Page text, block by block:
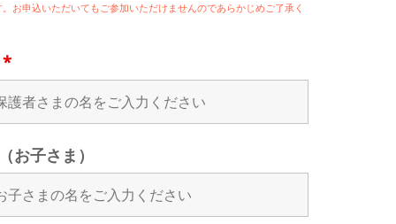
お申込いただいてもご参加いただけませんのであらかじめご了承く
*
お子さま）